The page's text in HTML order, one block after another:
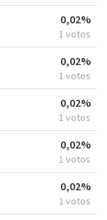
0,02%
1 votos
0,02%
1 votos
0,02%
1 votos
0,02%
1 votos
0,02%
1 votos